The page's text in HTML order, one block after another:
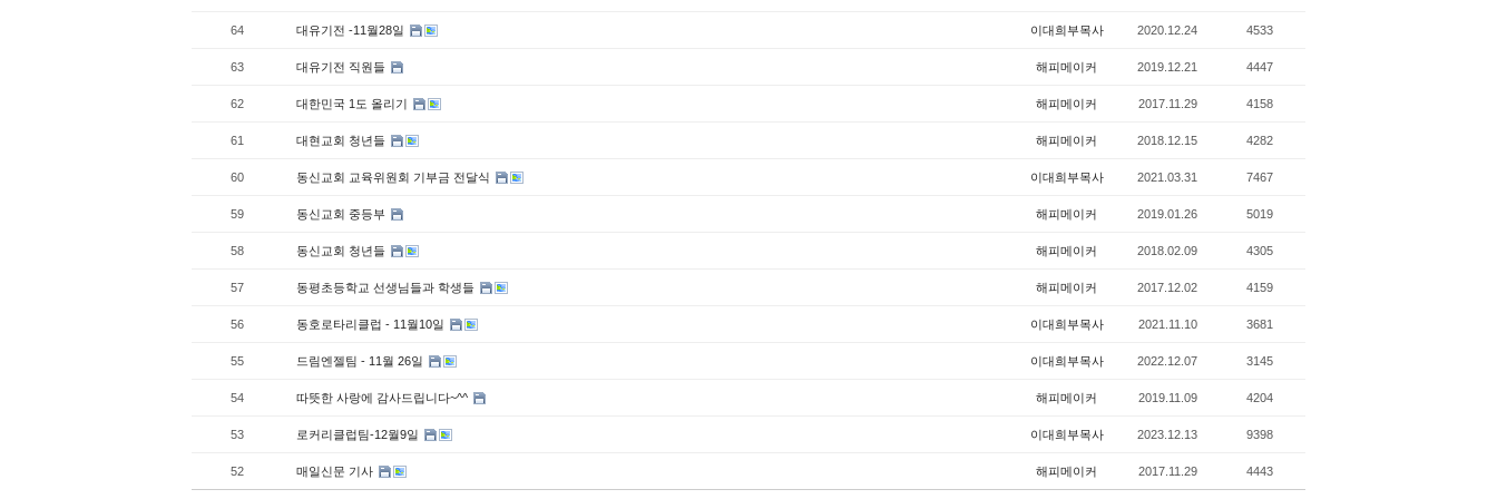
64 대유기전 -11월28일 이대희부목사 2020.12.24 4533
63 대유기전 직원들 해피메이커 2019.12.21 4447
62 대한민국 1도 올리기 해피메이커 2017.11.29 4158
61 대현교회 청년들 해피메이커 2018.12.15 4282
60 동신교회 교육위원회 기부금 전달식 이대희부목사 2021.03.31 7467
59 동신교회 중등부 해피메이커 2019.01.26 5019
58 동신교회 청년들 해피메이커 2018.02.09 4305
57 동평초등학교 선생님들과 학생들 해피메이커 2017.12.02 4159
56 동호로타리클럽 - 11월10일 이대희부목사 2021.11.10 3681
55 드림엔젤팀 - 11월 26일 이대희부목사 2022.12.07 3145
54 따뜻한 사랑에 감사드립니다~^^ 해피메이커 2019.11.09 4204
53 로커리클럽팀-12월9일 이대희부목사 2023.12.13 9398
52 매일신문 기사 해피메이커 2017.11.29 4443